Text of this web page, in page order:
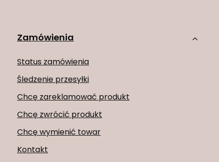
Zamówienia
Status zamówienia
Śledzenie przesyłki
Chcę zareklamować produkt
Chcę zwrócić produkt
Chcę wymienić towar
Kontakt